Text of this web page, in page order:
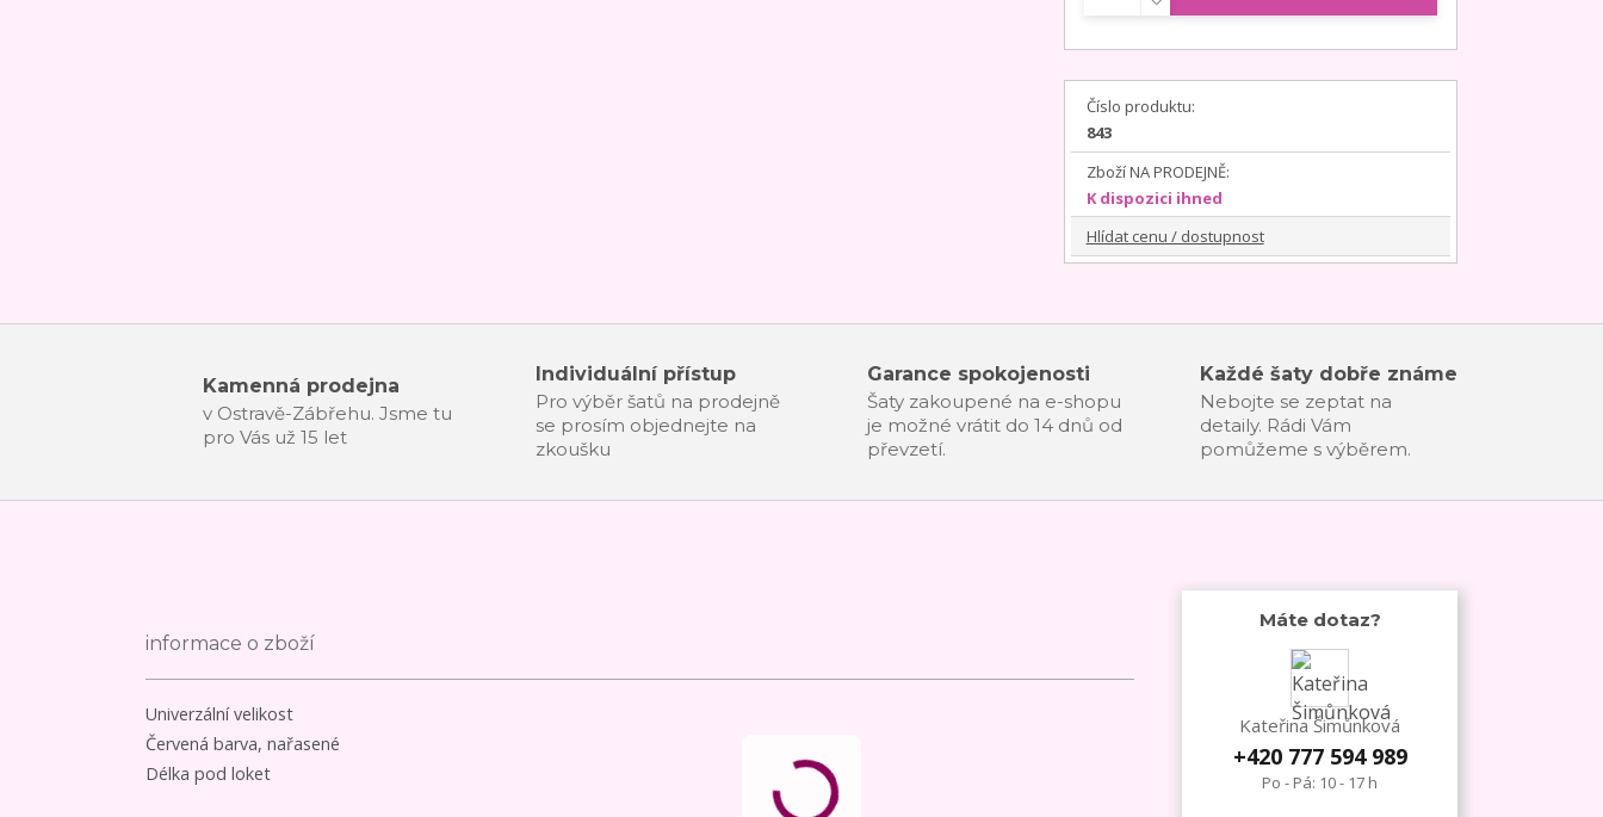
Číslo produktu:
843
Zboží NA PRODEJNĚ:
K dispozici ihned
Hlídat cenu / dostupnost
Kamenná prodejna
v Ostravě-Zábřehu. Jsme tu
pro Vás už 15 let
Individuální přístup
Pro výběr šatů na prodejně
se prosím objednejte na
zkoušku
Garance spokojenosti
Šaty zakoupené na e-shopu
je možné vrátit do 14 dnů od
převzetí.
Každé šaty dobře známe
Nebojte se zeptat na
detaily. Rádi Vám
pomůžeme s výběrem.
informace o zboží
Univerzální velikost
Červená barva, nařasené
Délka pod loket
Máte dotaz?
Kateřina Šimůnková
+420 777 594 989
Po - Pá: 10 - 17 h